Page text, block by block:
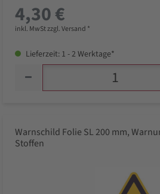
4,30 €
inkl. MwSt zzgl. Versand *
Lieferzeit: 1 - 2 Werktage*
Warnschild Folie SL 200 mm,
Stoffen